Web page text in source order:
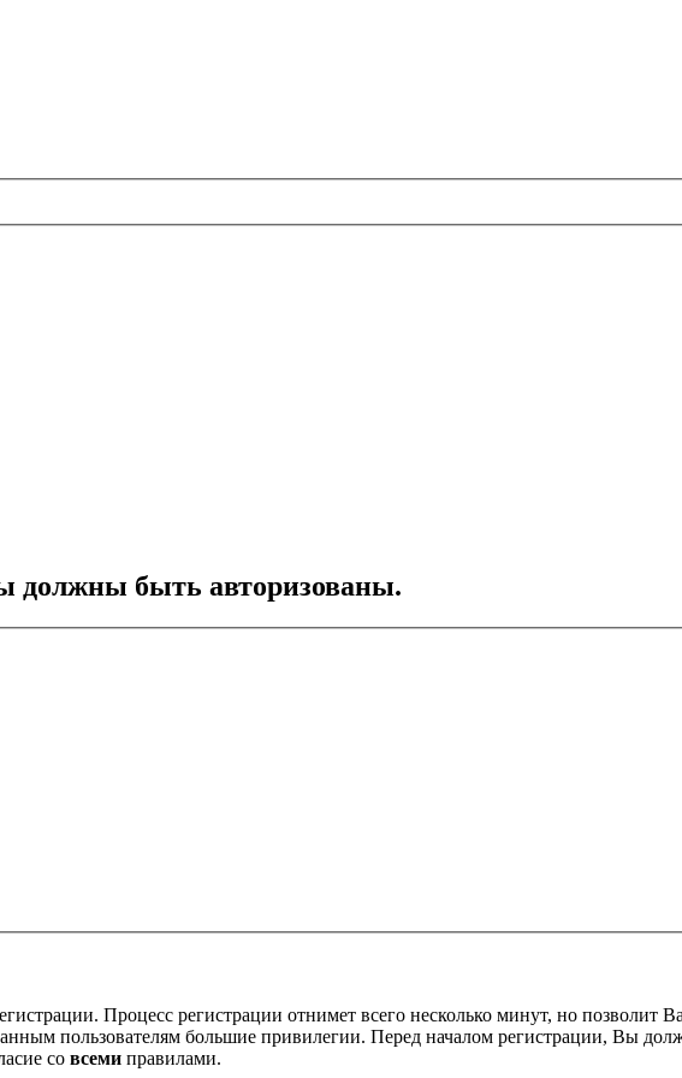
должны быть авторизованы.
Процесс регистрации отнимет всего несколько минут, но позволит
пользователям большие привилегии. Перед началом регистрации, Вы
со всеми правилами.